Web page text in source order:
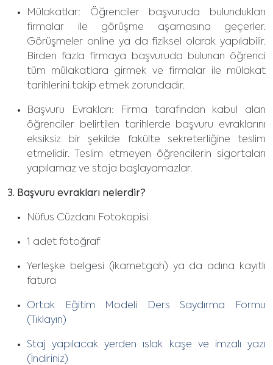
Mülakatlar: Öğrenciler başvuruda bulundukları
firmalar ile görüşme aşamasına geçerler.
Görüşmeler online ya da fiziksel olarak yapılabilir.
Birden fazla firmaya başvuruda bulunan öğrenci
tüm mülakatlara girmek ve firmalar ile mülakat
tarihlerini takip etmek zorundadır.
Başvuru Evrakları: Firma tarafından kabul alan
öğrenciler belirtilen tarihlerde başvuru evraklarını
eksiksiz bir şekilde fakülte sekreterliğine teslim
etmelidir. Teslim etmeyen öğrencilerin sigortaları
yapılamaz ve staja başlayamazlar.
3. Başvuru evrakları nelerdir?
Nüfus Cüzdanı Fotokopisi
1 adet fotoğraf
Yerleşke belgesi (ikametgah) ya da adına kayıtlı
fatura
Ortak Eğitim Modeli Ders Saydırma Formu
(Tıklayın)
Staj yapılacak yerden ıslak kaşe ve imzalı yazı
(İndiriniz)